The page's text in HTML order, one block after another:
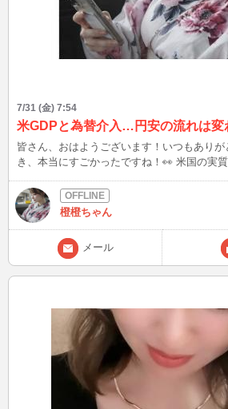
7/31 (金) 7:54
米GDPと為替介入…円安の流れは変
皆さん、おはようございます！いつもありがとう💕 昨日の
き、本当にすごかったですね！👀 米国の実
大規模な円買い介入に踏み切ったみたいです…！🏛️✨ 一
高になって、これで1〜2ヶ月くらいは効果
んだけど、 やっぱり円買い介入って「外貨
に限りがあるから、どうしても時間稼ぎにな
🇺🇸 財政悪化への懸念 🏛️ 中東情勢（ホルム
の利上げのタイミングや世界情勢のニュース
くて面白いですよね！ 「為替や世界情勢、経済の話が得意だ
よ〜！」「自分はこう思うよ！」っていう詳
色々と教えてほしいです💬💕
橙橙ちゃん
メール